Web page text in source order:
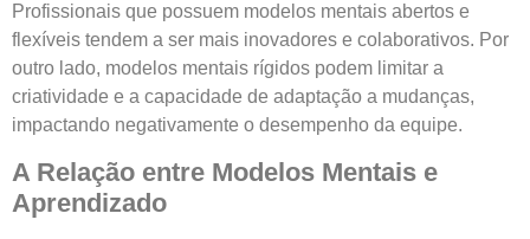
Profissionais que possuem modelos mentais abertos e
flexíveis tendem a ser mais inovadores e colaborativos. Por
outro lado, modelos mentais rígidos podem limitar a
criatividade e a capacidade de adaptação a mudanças,
impactando negativamente o desempenho da equipe.
A Relação entre Modelos Mentais e
Aprendizado